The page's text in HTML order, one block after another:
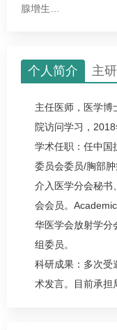
腺增生…
个人简介 主
主任医师，医学
院访问学习，
学术任职：任中国
委员会委员/胸部
介入医学分会秘书
会会员。
华医学会放射学分
组委员。
科研成果：多次受
术发言。目前承担